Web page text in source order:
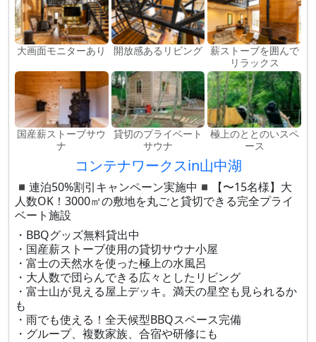
大画面モニターあり 開放感あるリビング 薪ストーブを囲んで
リラックス
国産薪ストーブサウ
ナ
貸切のプライベート
サウナ
極上のととのいスペ
ース
コンテナワークスin山中湖
◾︎連泊50%割引キャンペーン実施中◾︎【〜15名様】大
人数OK！3000㎡の敷地を丸ごと貸切できる完全プライ
ベート施設
・BBQグッズ無料貸出中
・国産薪ストーブ使用の貸切サウナ小屋
・富士の天然水を使った極上の水風呂
・大人数で団らんできる広々としたリビング
・富士山が見える屋上デッキ。満天の星空も見られるか
も
・雨でも使える！全天候型BBQスペース完備
・グループ、複数家族、合宿や研修にも